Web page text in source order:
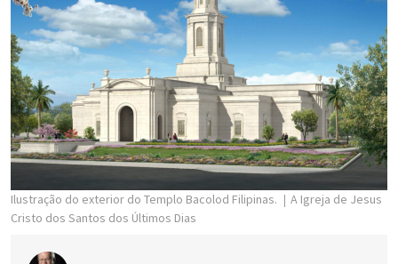
Ilustração do exterior do Templo Bacolod Filipinas.
A Igreja de Jesus
Cristo dos Santos dos Últimos Dias